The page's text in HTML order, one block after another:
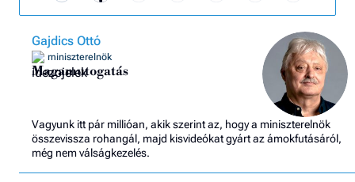
Gajdics Ottó
miniszterelnök
Magamutogatás
Vagyunk itt pár millióan, akik szerint az, hogy a miniszterelnök
összevissza rohangál, majd kisvideókat gyárt az ámokfutásáról,
még nem válságkezelés.